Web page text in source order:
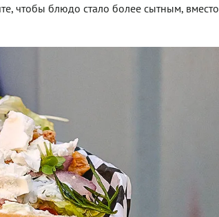
чтобы блюдо стало более сытным, вместо